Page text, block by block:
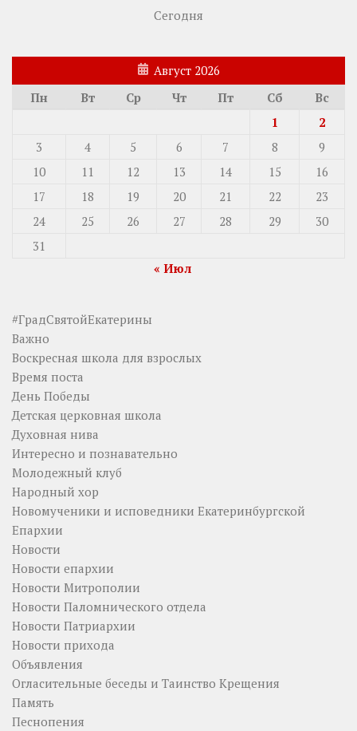
Сегодня
Август 2026
Пн
Вт Ср Чт Пт Сб
Вс
1
2
3
4 5 6 7 8
9
10
11 12 13 14 15
16
17
18 19 20 21 22
23
24
25 26 27 28 29
30
31
« Июл
#ГрадСвятойЕкатерины
Важно
Воскресная школа для взрослых
Время поста
День Победы
Детская церковная школа
Духовная нива
Интересно и познавательно
Молодежный клуб
Народный хор
Новомученики и исповедники Екатеринбургской
Епархии
Новости
Новости епархии
Новости Митрополии
Новости Паломнического отдела
Новости Патриархии
Новости прихода
Объявления
Огласительные беседы и Таинство Крещения
Память
Песнопения